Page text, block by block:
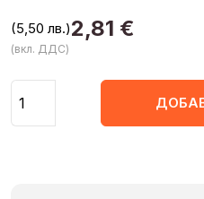
2,81 €
(5,50 лв.)
(вкл. ДДС)